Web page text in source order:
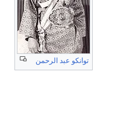
توانكو عبد الرحمن